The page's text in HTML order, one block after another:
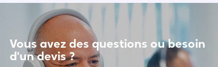
Vous avez des questions ou besoin
d'un devis ?